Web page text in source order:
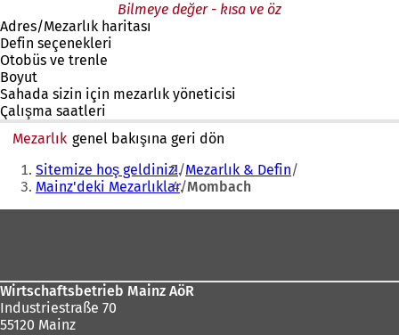
Bilmeye değer - kısa ve öz
Adres/Mezarlık haritası
Defin seçenekleri
Otobüs ve trenle
Boyut
Sahada sizin için mezarlık yöneticisi
Çalışma saatleri
Mezarlık genel bakışına geri dön
Buradasınız:
Sitemize hoş geldiniz! Mezarlık & Defin
Mainz'deki Mezarlıklar Mombach
Wirtschaftsbetrieb Mainz AöR
Industriestraße 70
55120 Mainz